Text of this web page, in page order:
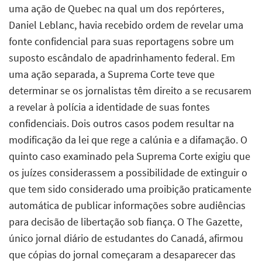
uma ação de Quebec na qual um dos repórteres,
Daniel Leblanc, havia recebido ordem de revelar uma
fonte confidencial para suas reportagens sobre um
suposto escândalo de apadrinhamento federal. Em
uma ação separada, a Suprema Corte teve que
determinar se os jornalistas têm direito a se recusarem
a revelar à polícia a identidade de suas fontes
confidenciais. Dois outros casos podem resultar na
modificação da lei que rege a calúnia e a difamação. O
quinto caso examinado pela Suprema Corte exigiu que
os juízes considerassem a possibilidade de extinguir o
que tem sido considerado uma proibição praticamente
automática de publicar informações sobre audiências
para decisão de libertação sob fiança. O The Gazette,
único jornal diário de estudantes do Canadá, afirmou
que cópias do jornal começaram a desaparecer das